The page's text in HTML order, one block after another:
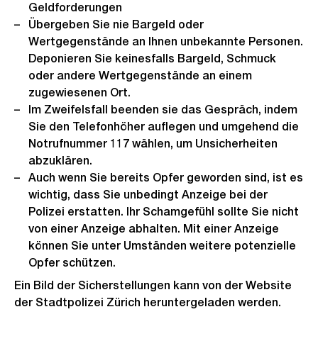
Geldforderungen
Übergeben Sie nie Bargeld oder
Wertgegenstände an Ihnen unbekannte Personen.
Deponieren Sie keinesfalls Bargeld, Schmuck
oder andere Wertgegenstände an einem
zugewiesenen Ort.
Im Zweifelsfall beenden sie das Gespräch, indem
Sie den Telefonhöher auflegen und umgehend die
Notrufnummer 117 wählen, um Unsicherheiten
abzuklären.
Auch wenn Sie bereits Opfer geworden sind, ist es
wichtig, dass Sie unbedingt Anzeige bei der
Polizei erstatten. Ihr Schamgefühl sollte Sie nicht
von einer Anzeige abhalten. Mit einer Anzeige
können Sie unter Umständen weitere potenzielle
Opfer schützen.
Ein Bild der Sicherstellungen kann von der Website
der Stadtpolizei Zürich heruntergeladen werden.